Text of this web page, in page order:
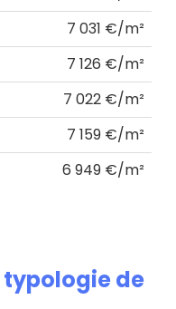
7 031 €/m²
7 126 €/m²
7 022 €/m²
7 159 €/m²
6 949 €/m²
typologie de